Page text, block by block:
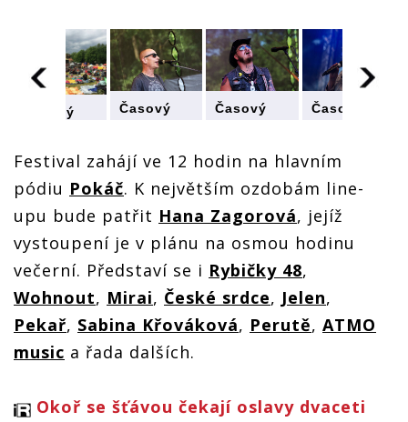
Časový
šťávou:
odstartuje
Pokáč a
završí
Wohnout
Časový
šťávou:
Festival
odstartuje
Pokáč a
završí
Wohnout
Časový
šťávou:
odstartuje
završí
Wohnout
Časový
šťávou:
odstartuje
Pokáč a
završí
Wohnout
Festival zahájí ve 12 hodin na hlavním
pódiu Pokáč. K největším ozdobám line-
upu bude patřit Hana Zagorová, jejíž
vystoupení je v plánu na osmou hodinu
večerní. Představí se i Rybičky 48,
Wohnout, Mirai, České srdce, Jelen,
Pekař, Sabina Křováková, Perutě, ATMO
music a řada dalších.
Okoř se šťávou čekají oslavy dvaceti